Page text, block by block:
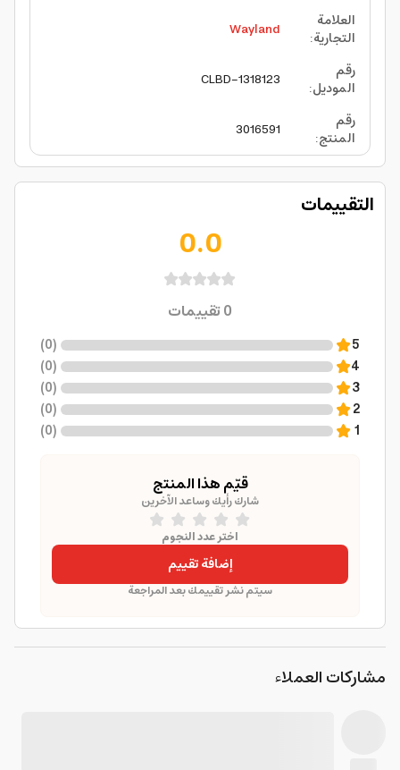
العلامة
التجارية:
Wayland
رقم
الموديل:
CLBD-1318123
رقم
المنتج:
3016591
التقييمات
0.0
0تقييمات
5
(
0
)
4
(
0
)
3
(
0
)
2
(
0
)
1
(
0
)
قيّم هذا المنتج
شارك رأيك وساعد الآخرين
اختر عدد النجوم
إضافة تقييم
سيتم نشر تقييمك بعد المراجعة
مشاركات العملاء